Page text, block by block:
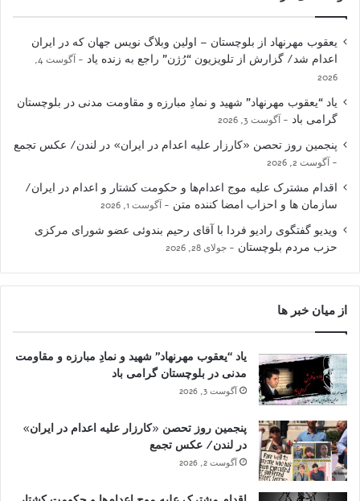
یعقوب مهرنهاد از بلوچستان – اولین وبلاگ نویس جهان که در ایران
اعدام شد/ گزارش از تلویزیون “رُژن” راجع به زنده یاد
آگوست 4,
2026
یاد “یعقوب مهرنهاد” شهید و نمادِ مبارزه و مقاومت مدنی در بلوچستان
گرامی باد
آگوست 3, 2026
پنجمین روز تحصن «کارزار علیه اعدام در ایران» در لندن/ عکس تجمع
آگوست 2, 2026
اقدام مشترک علیه موج اعدام‌ها و حکومت کشتار و اعدام در ایران/
سازمان ها و احزاب امضا کننده متن
آگوست 1, 2026
ویدیو گفتگوی رادیو فردا با آقای رحیم بندوئی عضو شورای مرکزی
حزب مردم بلوچستان
جولای 28, 2026
از میان خبر ها
یاد “یعقوب مهرنهاد” شهید و نمادِ مبارزه و مقاومت
مدنی در بلوچستان گرامی باد
آگوست 3, 2026
پنجمین روز تحصن «کارزار علیه اعدام در ایران»
در لندن/ عکس تجمع
آگوست 2, 2026